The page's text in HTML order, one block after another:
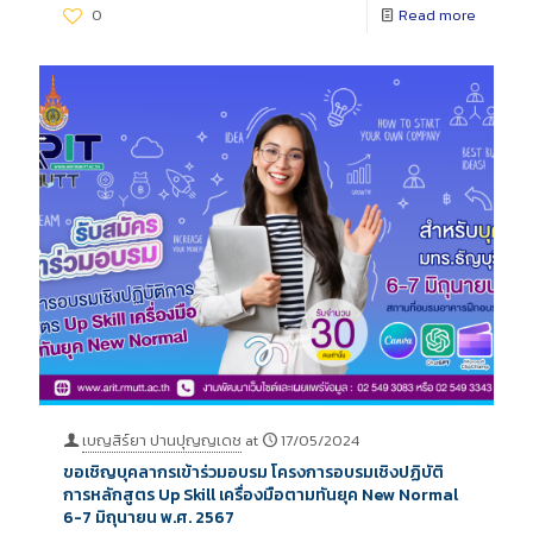
0 Read more
เบญสิร์ยา ปานปุญญเดช at 17/05/2024
ขอเชิญบุคลากรเข้าร่วมอบรม โครงการอบรมเชิงปฏิบัติ
การหลักสูตร Up Skill เครื่องมือตามทันยุค New Normal
6-7 มิถุนายน พ.ศ. 2567